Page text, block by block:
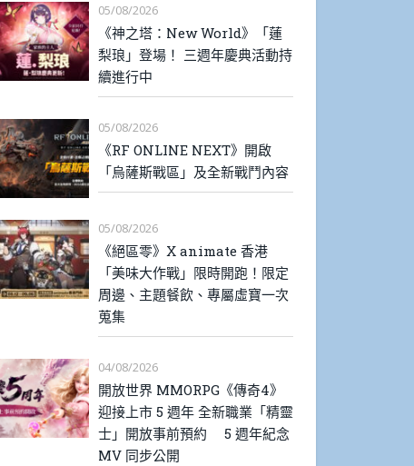
05/08/2026
《神之塔：New World》「蓮
梨琅」登場！ 三週年慶典活動持
續進行中
05/08/2026
《RF ONLINE NEXT》開啟
「烏薩斯戰區」及全新戰鬥內容
05/08/2026
《絕區零》X animate 香港
「美味大作戰」限時開跑！限定
周邊、主題餐飲、專屬虛寶一次
蒐集
04/08/2026
開放世界 MMORPG《傳奇4》
迎接上市 5 週年 全新職業「精靈
士」開放事前預約 5 週年紀念
MV 同步公開